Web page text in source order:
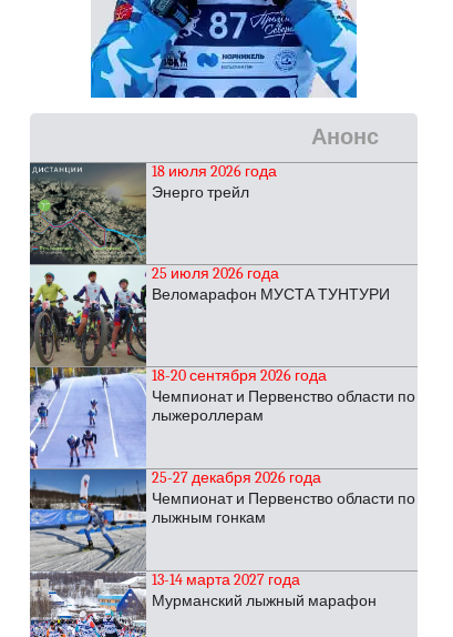
Анонс
18 июля 2026 года
Энерго трейл
25 июля 2026 года
Веломарафон МУСТА ТУНТУРИ
18-20 сентября 2026 года
Чемпионат и Первенство области по
лыжероллерам
25-27 декабря 2026 года
Чемпионат и Первенство области по
лыжным гонкам
13-14 марта 2027 года
Мурманский лыжный марафон